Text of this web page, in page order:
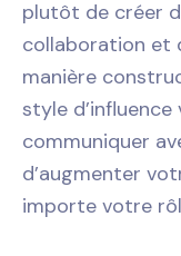
plutôt de créer
collaboration et
manière
style
communiquer
d’augmenter
importe votre